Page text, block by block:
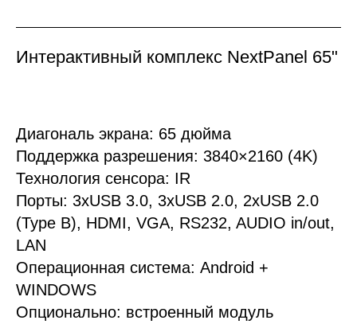
Интерактивный комплекс NextPanel 65"
Диагональ экрана: 65 дюйма
Поддержка разрешения: 3840×2160 (4K)
Технология сенсора: IR
Порты: 3хUSB 3.0, 3xUSB 2.0, 2xUSB 2.0
(Type B), HDMI, VGA, RS232, AUDIO in/out,
LAN
Операционная система: Android +
WINDOWS
Опционально: встроенный модуль